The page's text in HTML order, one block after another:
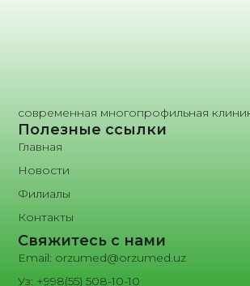
современная многопрофильная
Полезные ссылки
Главная
Новости
Филиалы
Контакты
Свяжитесь с нами
Email: orzumed@orzumed.uz
Уз: +998(55) 508-10-10